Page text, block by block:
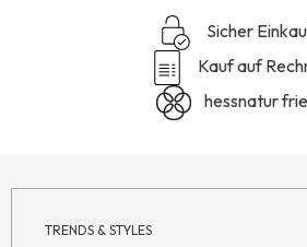
Sicher
Kauf auf
hessnatur
TRENDS & STYLES